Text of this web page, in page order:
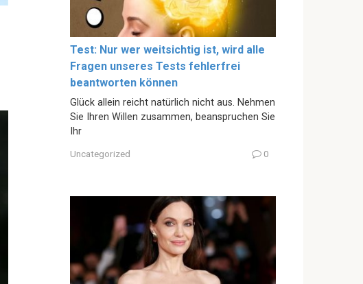
Test: Nur wer weitsichtig ist, wird alle
Fragen unseres Tests fehlerfrei
beantworten können
Glück allein reicht natürlich nicht aus. Nehmen
Sie Ihren Willen zusammen, beanspruchen Sie
Ihr
Uncategorized 0